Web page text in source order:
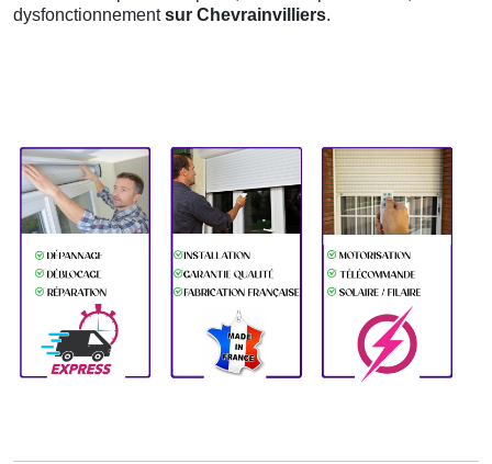
dysfonctionnementsur Chevrainvilliers.